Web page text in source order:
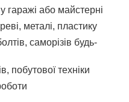
гаражі або майстерні
металі, пластику
саморізів будь-
побутової техніки